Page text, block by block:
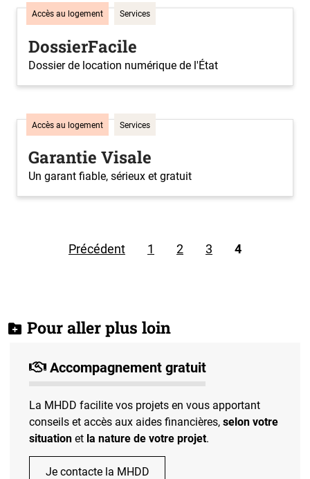
Accès au logement Services
DossierFacile
Dossier de location numérique de l'État
Accès au logement Services
Garantie Visale
Un garant fiable, sérieux et gratuit
Précédent 1 2 3 4
Pour aller plus loin
Accompagnement gratuit
La MHDD facilite vos projets en vous apportant
conseils et accès aux aides financières,selon votre
situation et la nature de votre projet.
Je contacte la MHDD